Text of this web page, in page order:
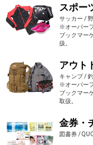
スポー
サッカー /
※オーバー
ブックマー
扱。
アウト
キャンプ /
※オーバー
ブックマー
取扱。
金券・
図書券 /